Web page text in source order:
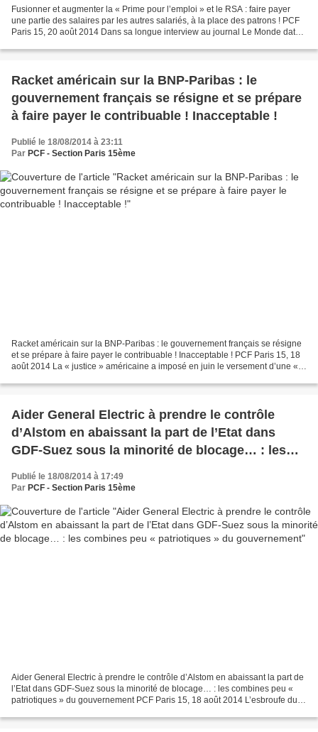
Fusionner et augmenter la « Prime pour l’emploi » et le RSA : faire payer
une partie des salaires par les autres salariés, à la place des patrons ! PCF
Paris 15, 20 août 2014 Dans sa longue interview au journal Le Monde daté
Racket américain sur la BNP-Paribas : le
gouvernement français se résigne et se prépare
à faire payer le contribuable ! Inacceptable !
Publié le 18/08/2014 à 23:11
Par PCF - Section Paris 15ème
Racket américain sur la BNP-Paribas : le gouvernement français se résigne
et se prépare à faire payer le contribuable ! Inacceptable ! PCF Paris 15, 18
août 2014 La « justice » américaine a imposé en juin le versement d’une «
Aider General Electric à prendre le contrôle
d’Alstom en abaissant la part de l’Etat dans
GDF-Suez sous la minorité de blocage… : les
Publié le 18/08/2014 à 17:49
Par PCF - Section Paris 15ème
Aider General Electric à prendre le contrôle d’Alstom en abaissant la part de
l’Etat dans GDF-Suez sous la minorité de blocage… : les combines peu «
patriotiques » du gouvernement PCF Paris 15, 18 août 2014 L’esbroufe du